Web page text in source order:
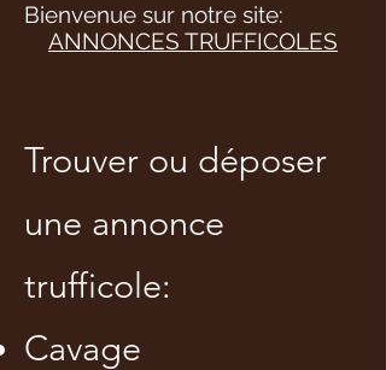
Bienvenue sur notre site:
ANNONCES TRUFFICOLES
Trouver ou déposer
une annonce
trufficole:
Cavage